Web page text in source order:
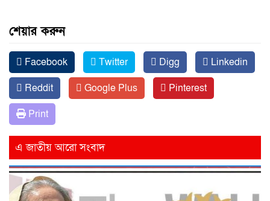
শেয়ার করুন
Facebook Twitter Digg
Linkedin
Reddit
Google Plus
Pinterest
Print
এ জাতীয় আরো সংবাদ